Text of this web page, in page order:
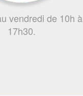
vendredi de 10h à
17h30.